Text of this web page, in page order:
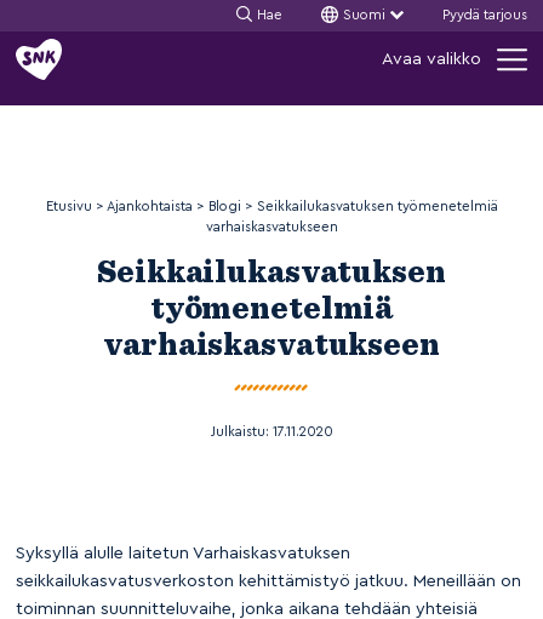
Siirry
sisältöön
Hae Suomi Pyydä tarjous
Avaa valikko
Etusivu > Ajankohtaista > Blogi > Seikkailukasvatuksen työmenetelmiä
varhaiskasvatukseen
Seikkailukasvatuksen
työmenetelmiä
varhaiskasvatukseen
Julkaistu: 17.11.2020
Syksyllä alulle laitetun Varhaiskasvatuksen
seikkailukasvatusverkoston kehittämistyö jatkuu. Meneillään on
toiminnan suunnitteluvaihe, jonka aikana tehdään yhteisiä